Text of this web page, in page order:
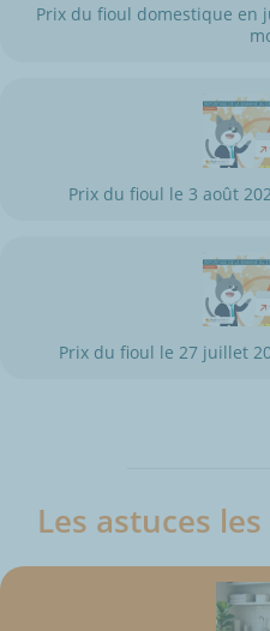
Prix du fioul domestique en
Prix du fioul le 3 août
Prix du fioul le 27 juillet
Les astuces